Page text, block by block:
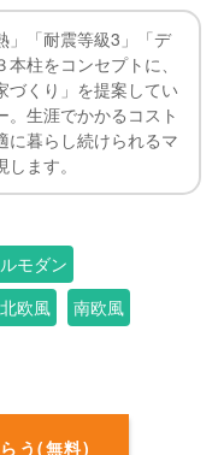
」「耐震等級3」「デ
柱をコンセプトに、
づくり」を提案してい
。生涯でかかるコスト
に暮らし続けられるマ
ます。
モダン
北欧風
南欧風
う(無料)